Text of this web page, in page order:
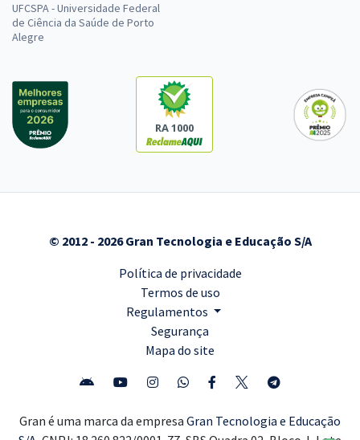
UFCSPA - Universidade Federal
de Ciência da Saúde de Porto
Alegre
RA 1000
© 2012 - 2026 Gran Tecnologia e Educação S/A
Política de privacidade
Termos de uso
Regulamentos
Segurança
Mapa do site
Gran é uma marca da empresa Gran Tecnologia e Educação